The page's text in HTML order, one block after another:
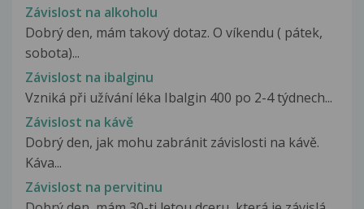
Závislost na alkoholu
Dobrý den, mám takový dotaz. O víkendu ( pátek,
sobota)...
Závislost na ibalginu
Vzniká při užívání léka Ibalgin 400 po 2-4 týdnech...
Závislost na kávě
Dobrý den, jak mohu zabránit závislosti na kávě.
Káva...
Závislost na pervitinu